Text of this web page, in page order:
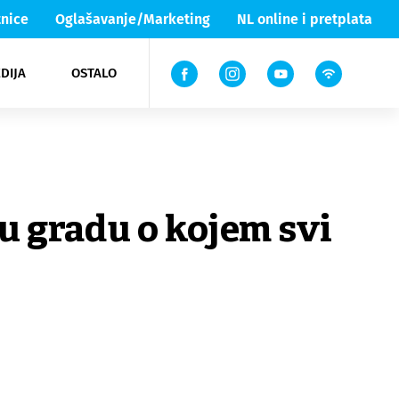
Oglašavanje/Marketing NL online i pretplata
OSTALO
Lika & Senj
TV
gradu o kojem svi